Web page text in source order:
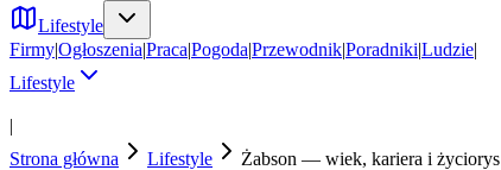
Lifestyle
Firmy|Ogłoszenia|Praca|Pogoda|Przewodnik|Poradniki|Ludzie|
Lifestyle
|
Strona główna
Lifestyle
Żabson — wiek, kariera i życiorys